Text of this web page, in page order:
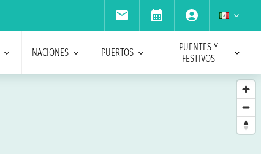
NACIONES PUERTOS
PUENTES Y
FESTIVOS